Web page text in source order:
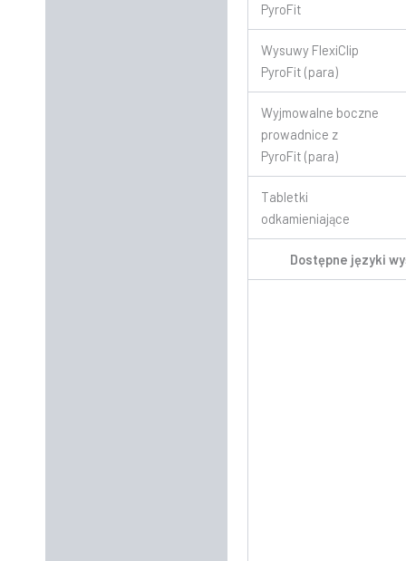
PyroFit
Wysuwy FlexiClip
PyroFit (para)
Wyjmowalne boczne
prowadnice z
PyroFit (para)
Tabletki
odkamieniające
Dostępne języki